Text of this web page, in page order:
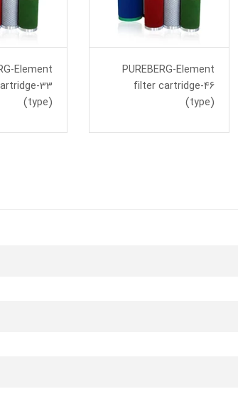
PUREBERG-Element
filter cartridge-46
(type)
Element
33
(type)